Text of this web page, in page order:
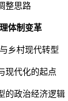
整思路
体制变革
乡村现代转型
现代化的起点
的政治经济逻辑